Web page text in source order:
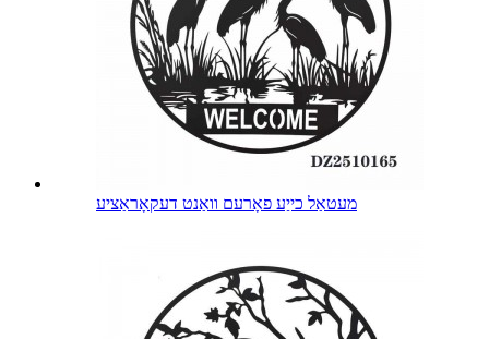
מעטאַל כייַע פאָרעם וואַנט דעקאָראַציע